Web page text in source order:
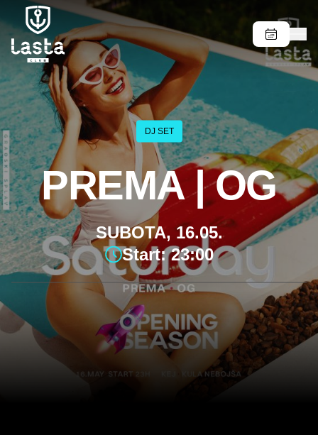
DJ SET
PREMA | OG
SUBOTA, 16.05.
Start: 23:00